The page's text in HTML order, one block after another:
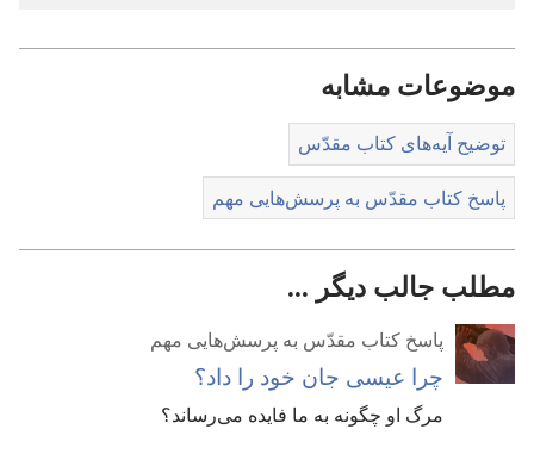
موضوعات مشابه
توضیح آیه‌های کتاب مقدّس
پاسخ کتاب مقدّس به پرسش‌هایی مهم
مطلب جالب دیگر ...
پاسخ کتاب مقدّس به پرسش‌هایی مهم
چرا عیسی جان خود را داد؟‏
مرگ او چگونه به ما فایده می‌رساند؟‏